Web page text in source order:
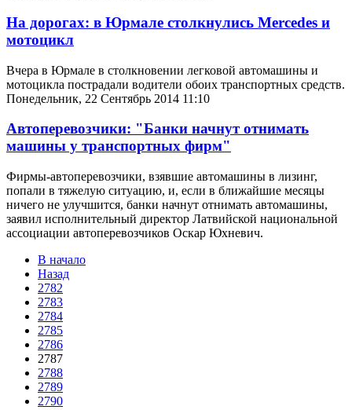
На дорогах: в Юрмале столкнулись Mercedes и
мотоцикл
Вчера в Юрмале в столкновении легковой автомашины и
мотоцикла пострадали водители обоих транспортных средств.
Понедельник, 22 Сентябрь 2014 11:10
Автоперевозчики: "Банки начнут отнимать
машины у транспортных фирм"
Фирмы-автоперевозчики, взявшие автомашины в лизинг,
попали в тяжелую ситуацию, и, если в ближайшие месяцы
ничего не улучшится, банки начнут отнимать автомашины,
заявил исполнительный директор Латвийской национальной
ассоциации автоперевозчиков Оскар Юхневич.
В начало
Назад
2782
2783
2784
2785
2786
2787
2788
2789
2790